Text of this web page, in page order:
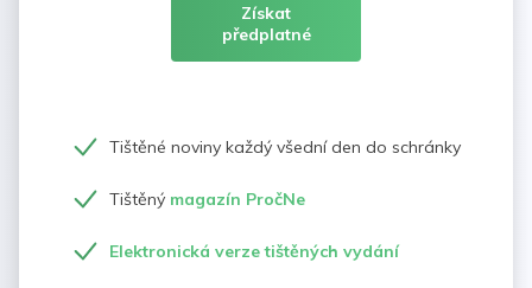
Získat
předplatné
Tištěné noviny každý všední den do schránky
Tištěný magazín PročNe
Elektronická verze tištěných vydání